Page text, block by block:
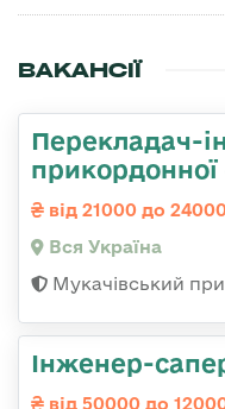
ВАКАНСІЇ
Перекладач-
від 21000 до
Вся Україна
Мукачівський
Інженер-
від 50000 до